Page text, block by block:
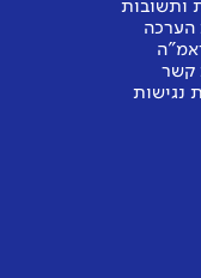
ותשובות
הערכה
קשר
נגישות